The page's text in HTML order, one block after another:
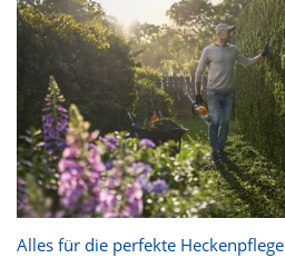
Alles für die perfekte Heckenpflege